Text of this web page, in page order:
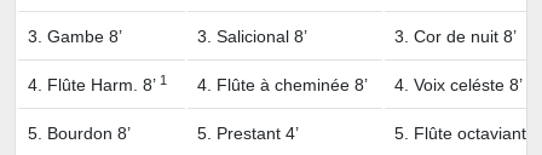
3. Gambe 8’ 3. Salicional 8’ 3. Cor de nuit 8’
4. Flûte Harm. 8’ 1 4. Flûte à cheminée 8’ 4. Voix celéste 8’
5. Bourdon 8’ 5. Prestant 4’ 5. Flûte octaviante